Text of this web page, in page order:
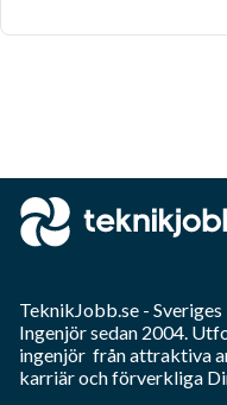
TeknikJobb.se -
Ingenjörsedan 2004.
ingenjör från attraktiva
karriär och förverkliga